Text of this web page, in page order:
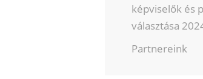
képviselők és
választása
Partnereink